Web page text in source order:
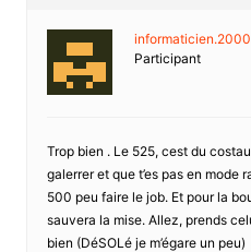
informaticien.2000
Participant
Trop bien . Le 525, cest du
galerrer et que t’es pas en mode
500 peu faire le job. Et pour la
sauvera la mise. Allez, prends
bien (DéSOLé je m’égare un peu)